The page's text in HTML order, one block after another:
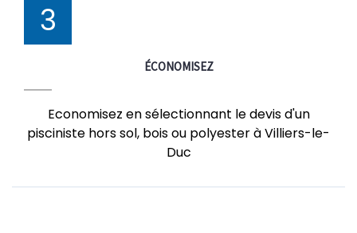
3
ÉCONOMISEZ
Economisez en sélectionnant le devis d'un
pisciniste hors sol, bois ou polyester à Villiers-le-
Duc